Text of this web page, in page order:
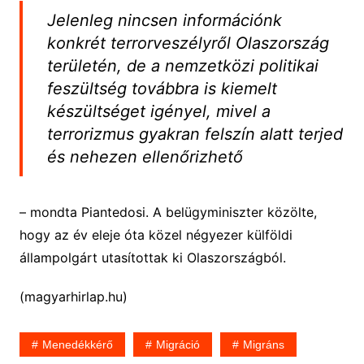
Jelenleg nincsen információnk
konkrét terrorveszélyről Olaszország
területén, de a nemzetközi politikai
feszültség továbbra is kiemelt
készültséget igényel, mivel a
terrorizmus gyakran felszín alatt terjed
és nehezen ellenőrizhető
– mondta Piantedosi. A belügyminiszter közölte,
hogy az év eleje óta közel négyezer külföldi
állampolgárt utasítottak ki Olaszországból.
(magyarhirlap.hu)
Menedékkérő Migráció Migráns